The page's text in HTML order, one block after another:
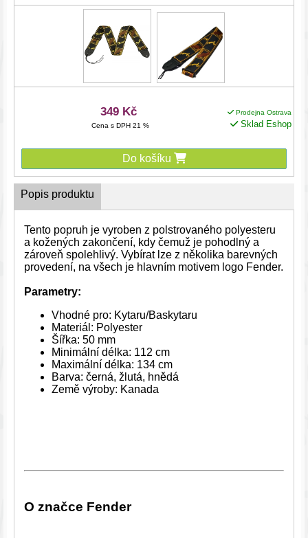
349 Kč
Cena s DPH 21 %
Prodejna Ostrava
Sklad Eshop
Do košíku
Popis produktu
Tento popruh je vyroben z polstrovaného polyesteru
a kožených zakončení, kdy čemuž je pohodlný a
zároveň spolehlivý. Vybírat lze z několika barevných
provedení, na všech je hlavním motivem logo Fender.
Parametry:
Vhodné pro: Kytaru/Baskytaru
Materiál: Polyester
Šířka: 50 mm
Minimální délka: 112 cm
Maximální délka: 134 cm
Barva: černá, žlutá, hnědá
Země výroby: Kanada
O značce Fender